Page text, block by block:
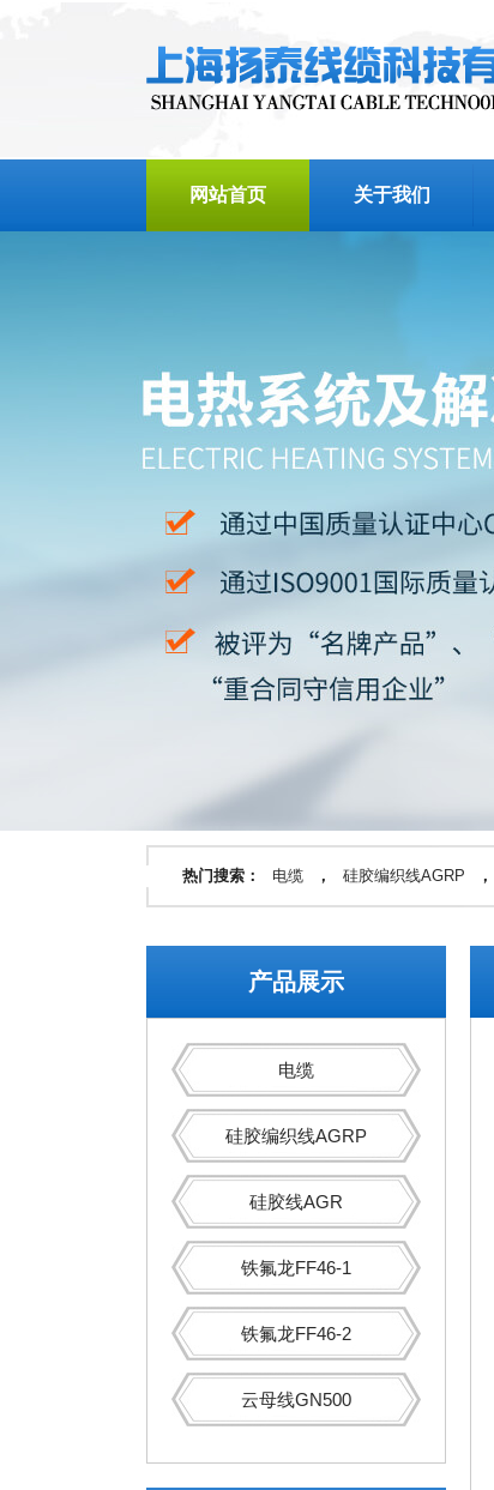
网站首页 关于我们
热门搜索： 电缆 ， 硅胶编织线AGRP ，
产品展示
电缆
硅胶编织线AGRP
硅胶线AGR
铁氟龙FF46-1
铁氟龙FF46-2
云母线GN500